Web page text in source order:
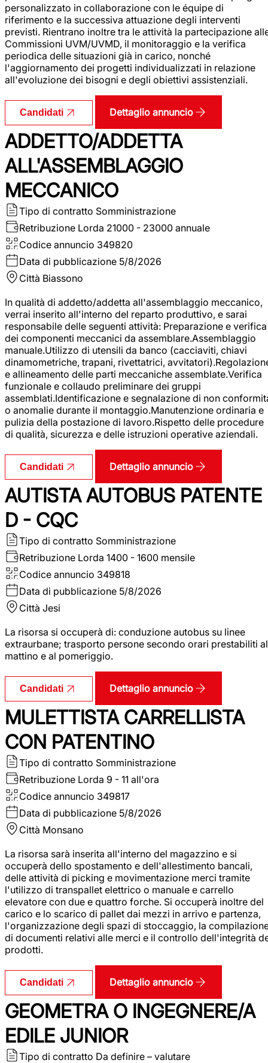
personalizzato in collaborazione con le équipe di
riferimento e la successiva attuazione degli interventi
previsti. Rientrano inoltre tra le attività la partecipazione
Commissioni UVM/UVMD, il monitoraggio e la verifica
periodica delle situazioni già in carico, nonché
l'aggiornamento dei progetti individualizzati in relazione
all'evoluzione dei bisogni e degli obiettivi assistenziali.
Candidati Dettaglio annuncio
ADDETTO/ADDETTA
ALL'ASSEMBLAGGIO
MECCANICO
Tipo di contratto Somministrazione
Retribuzione Lorda 21000 - 23000 annuale
Codice annuncio 349820
Data di pubblicazione 5/8/2026
Città Biassono
In qualità di addetto/addetta all'assemblaggio meccanico,
verrai inserito all'interno del reparto produttivo, e sarai
responsabile delle seguenti attività: Preparazione e verifica
dei componenti meccanici da assemblare.Assemblaggio
manuale.Utilizzo di utensili da banco (cacciaviti, chiavi
dinamometriche, trapani, rivettatrici,
e allineamento delle parti meccaniche assemblate.Verifica
funzionale e collaudo preliminare dei gruppi
assemblati.Identificazione e segnalazione di non
o anomalie durante il montaggio.Manutenzione ordinaria e
pulizia della postazione di lavoro.Rispetto delle procedure
di qualità, sicurezza e delle istruzioni operative aziendali.
Candidati Dettaglio annuncio
AUTISTA AUTOBUS PATENTE
D - CQC
Tipo di contratto Somministrazione
Retribuzione Lorda 1400 - 1600 mensile
Codice annuncio 349818
Data di pubblicazione 5/8/2026
Città Jesi
La risorsa si occuperà di: conduzione autobus su linee
extraurbane; trasporto persone secondo orari prestabiliti al
mattino e al pomeriggio.
Candidati Dettaglio annuncio
MULETTISTA CARRELLISTA
CON PATENTINO
Tipo di contratto Somministrazione
Retribuzione Lorda 9 - 11 all'ora
Codice annuncio 349817
Data di pubblicazione 5/8/2026
Città Monsano
La risorsa sarà inserita all'interno del magazzino e si
occuperà dello spostamento e dell'allestimento bancali,
delle attività di picking e movimentazione merci tramite
l'utilizzo di transpallet elettrico o manuale e carrello
elevatore con due e quattro forche. Si occuperà inoltre del
carico e lo scarico di pallet dai mezzi in arrivo e partenza,
l'organizzazione degli spazi di stoccaggio, la
di documenti relativi alle merci e il controllo dell'integrità
prodotti.
Candidati Dettaglio annuncio
GEOMETRA O INGEGNERE/A
EDILE JUNIOR
Tipo di contratto Da definire – valutare